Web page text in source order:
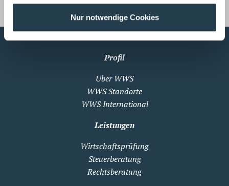
Nur notwendige Cookies
Profil
Über WWS
WWS Standorte
WWS International
Leistungen
Wirtschaftsprüfung
Steuerberatung
Rechtsberatung